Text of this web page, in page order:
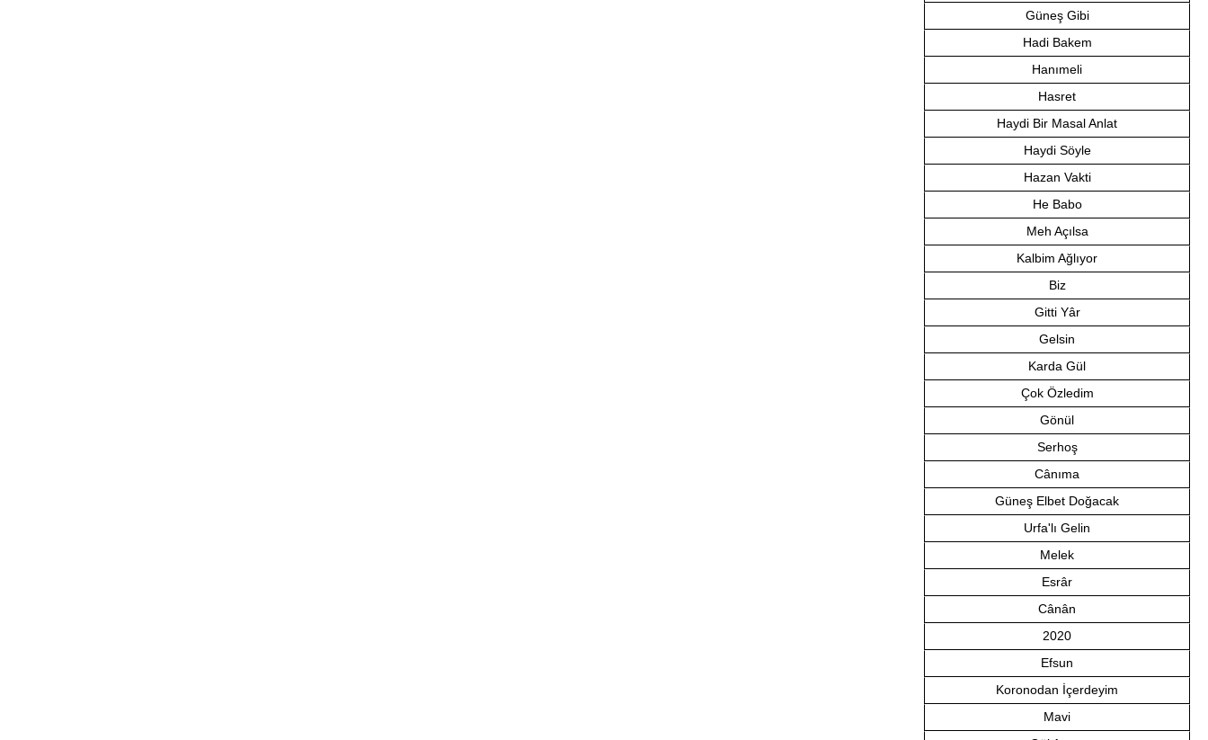
Güneş Gibi
Hadi Bakem
Hanımeli
Hasret
Haydi Bir Masal Anlat
Haydi Söyle
Hazan Vakti
He Babo
Meh Açılsa
Kalbim Ağlıyor
Biz
Gitti Yâr
Gelsin
Karda Gül
Çok Özledim
Gönül
Serhoş
Cânıma
Güneş Elbet Doğacak
Urfa'lı Gelin
Melek
Esrâr
Cânân
2020
Efsun
Koronodan İçerdeyim
Mavi